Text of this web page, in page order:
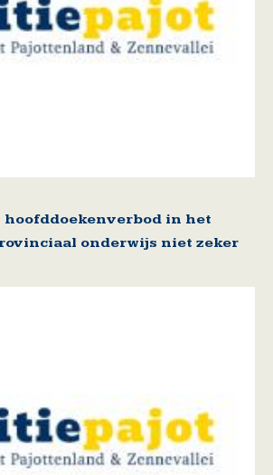
in het
onderwijs niet zeker